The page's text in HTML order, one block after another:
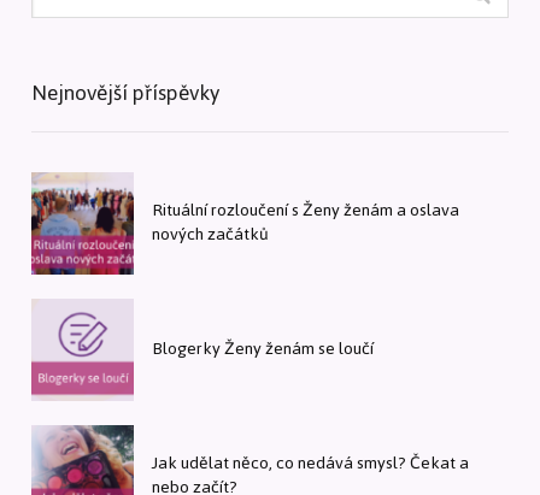
Nejnovější příspěvky
Rituální rozloučení s Ženy ženám a oslava
nových začátků
Blogerky Ženy ženám se loučí
Jak udělat něco, co nedává smysl? Čekat a
nebo začít?